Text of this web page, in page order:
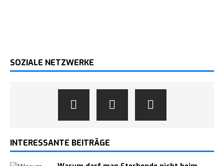
SOZIALE NETZWERKE
INTERESSANTE BEITRÄGE